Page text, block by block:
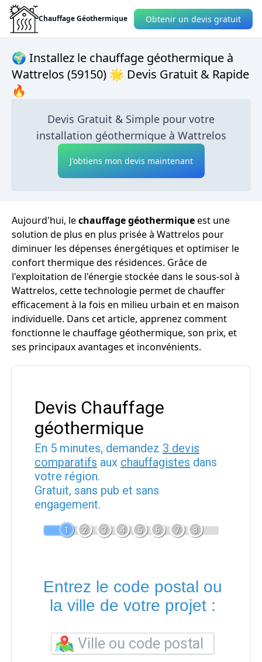
Chauffage Géothermique Obtenir un devis gratuit
🌍 Installez le chauffage géothermique à
Wattrelos (59150) 🌟 Devis Gratuit & Rapide
🔥
Devis Gratuit & Simple pour votre
installation géothermique à Wattrelos
J'obtiens mon devis maintenant
Aujourd'hui, lechauffage géothermiqueest une
solution de plus en plus prisée à Wattrelos pour
diminuer les dépenses énergétiques et optimiser le
confort thermique des résidences. Grâce de
l'exploitation de l'énergie stockée dans le sous-sol à
Wattrelos, cette technologie permet de chauffer
efficacement à la fois en milieu urbain et en maison
individuelle. Dans cet article, apprenez comment
fonctionne le chauffage géothermique, son prix, et
ses principaux avantages et inconvénients.
Devis Chauffage
géothermique
En 5 minutes, demandez 3 devis
comparatifs aux chauffagistes dans
votre région.
Gratuit, sans pub et sans
engagement.
1 2 3 4 5 6 7 8
Entrez le code postal ou
la ville de votre projet :